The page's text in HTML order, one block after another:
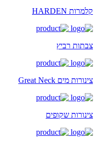
קלמרות HARDEN
צבתות רביץ
צינורות מים Great Neck
צינורות שקופים